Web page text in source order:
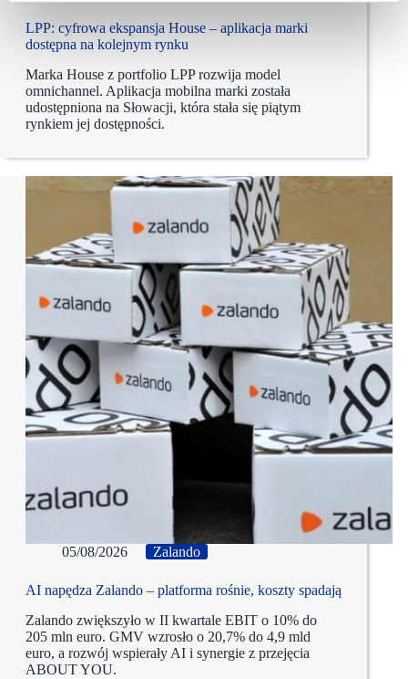
LPP: cyfrowa ekspansja House – aplikacja marki
dostępna na kolejnym rynku
Marka House z portfolio LPP rozwija model
omnichannel. Aplikacja mobilna marki została
udostępniona na Słowacji, która stała się piątym
rynkiem jej dostępności.
05/08/2026 Zalando
AI napędza Zalando – platforma rośnie, koszty spadają
Zalando zwiększyło w II kwartale EBIT o 10% do
205 mln euro. GMV wzrosło o 20,7% do 4,9 mld
euro, a rozwój wspierały AI i synergie z przejęcia
ABOUT YOU.